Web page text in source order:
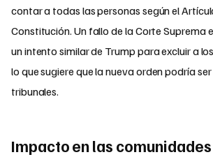
contar a todas las personas según el
Constitución. Un fallo de la Corte Suprema
un intento similar de Trump para excluir a
lo que sugiere que la nueva orden podría
tribunales.
Impacto en las